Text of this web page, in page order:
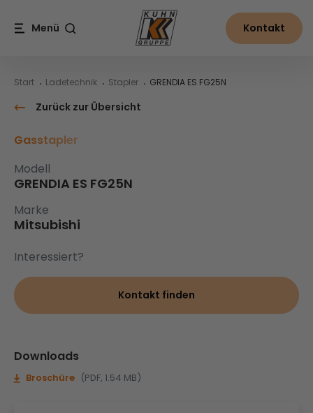
Menü Kontakt
Start Ladetechnik Stapler GRENDIA ES FG25N
Zurück zur Übersicht
Gasstapler
Modell
GRENDIA ES FG25N
Marke
Mitsubishi
Interessiert?
Kontakt finden
Downloads
Broschüre (PDF, 1.54 MB)